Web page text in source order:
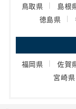
鳥取県 島根
徳島県
福岡県 佐賀
宮崎県